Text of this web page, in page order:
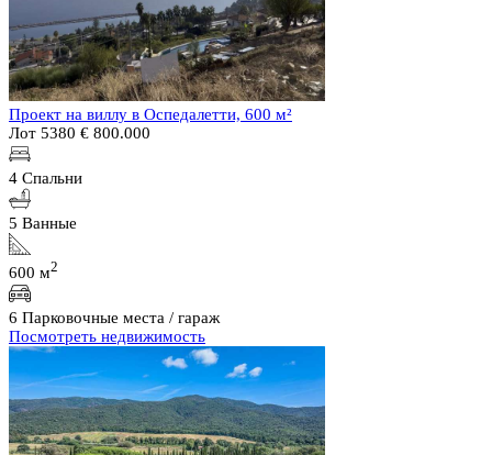
Проект на виллу в Оспедалетти, 600 м²
Лот 5380 € 800.000
4 Спальни
5 Ванные
600 м2
6 Парковочные места / гараж
Посмотреть недвижимость